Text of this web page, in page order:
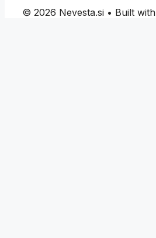
© 2026 Nevesta.si • Built with